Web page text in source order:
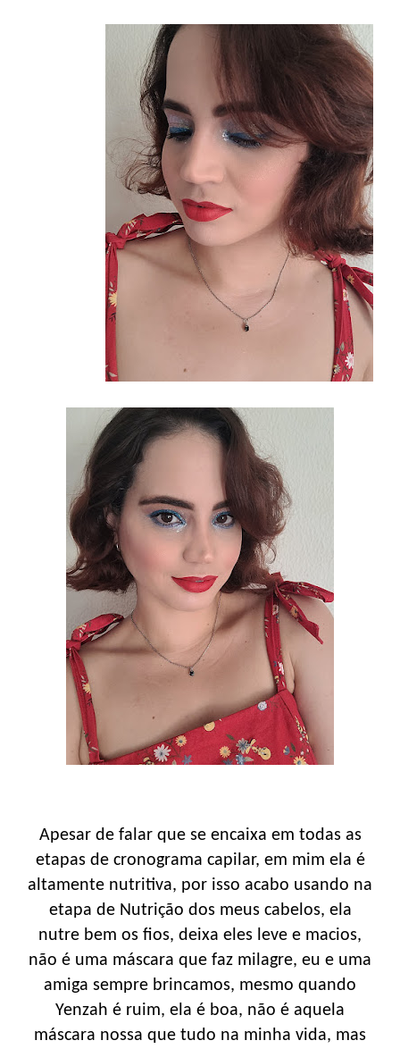
Apesar de falar que se encaixa em todas as
etapas de cronograma capilar, em mim ela é
altamente nutritiva, por isso acabo usando na
etapa de Nutrição dos meus cabelos, ela
nutre bem os fios, deixa eles leve e macios,
não é uma máscara que faz milagre, eu e uma
amiga sempre brincamos, mesmo quando
Yenzah é ruim, ela é boa, não é aquela
máscara nossa que tudo na minha vida, mas